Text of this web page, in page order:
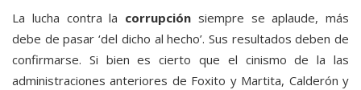
La lucha contra la corrupción siempre se aplaude, más
debe de pasar ‘del dicho al hecho’. Sus resultados deben de
confirmarse. Si bien es cierto que el cinismo de la las
administraciones anteriores de Foxito y Martita, Calderón y